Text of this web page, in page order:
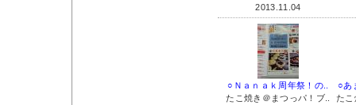
2013.11.04
○Ｎａｎａｋ周年祭！の..
たこ焼き＠まつっパ！ブ..
○あ
たこ